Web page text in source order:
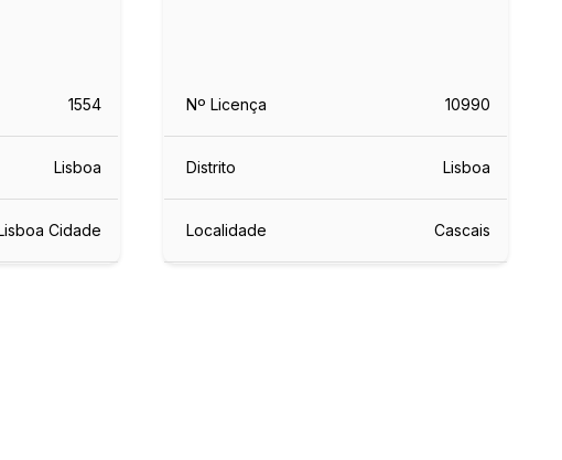
1554
Lisboa
Cidade
Nº Licença 10990
Distrito Lisboa
Localidade Cascais